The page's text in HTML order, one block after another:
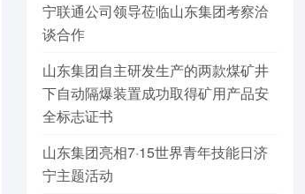
宁联通公司领导莅临山东集团考察洽
谈合作
山东集团自主研发生产的两款煤矿井
下自动隔爆装置成功取得矿用产品安
全标志证书
山东集团亮相7·15世界青年技能日济
宁主题活动